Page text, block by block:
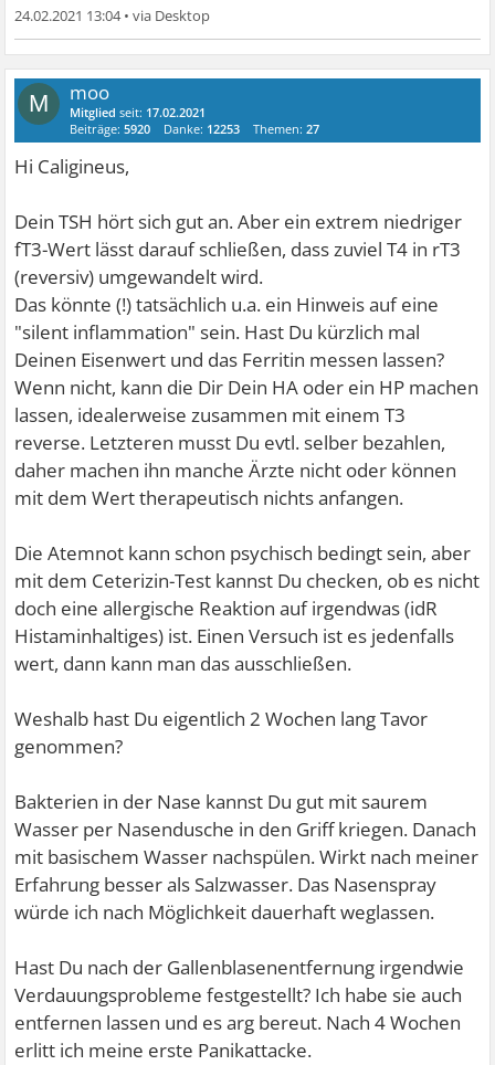
24.02.2021 13:04•
M moo
Mitglied seit: 17.02.2021
Beiträge:5920 Danke: 12253 Themen:27
Hi Caligineus,
Dein TSH hört sich gut an. Aber ein extrem niedriger
fT3-Wert lässt darauf schließen, dass zuviel T4 in rT3
(reversiv) umgewandelt wird.
Das könnte (!) tatsächlich u.a. ein Hinweis auf eine
"silent inflammation" sein. Hast Du kürzlich mal
Deinen Eisenwert und das Ferritin messen lassen?
Wenn nicht, kann die Dir Dein HA oder ein HP machen
lassen, idealerweise zusammen mit einem T3
reverse. Letzteren musst Du evtl. selber bezahlen,
daher machen ihn manche Ärzte nicht oder können
mit dem Wert therapeutisch nichts anfangen.
Die Atemnot kann schon psychisch bedingt sein, aber
mit dem Ceterizin-Test kannst Du checken, ob es nicht
doch eine allergische Reaktion auf irgendwas (idR
Histaminhaltiges) ist. Einen Versuch ist es jedenfalls
wert, dann kann man das ausschließen.
Weshalb hast Du eigentlich 2 Wochen lang Tavor
genommen?
Bakterien in der Nase kannst Du gut mit saurem
Wasser per Nasendusche in den Griff kriegen. Danach
mit basischem Wasser nachspülen. Wirkt nach meiner
Erfahrung besser als Salzwasser. Das Nasenspray
würde ich nach Möglichkeit dauerhaft weglassen.
Hast Du nach der Gallenblasenentfernung irgendwie
Verdauungsprobleme festgestellt? Ich habe sie auch
entfernen lassen und es arg bereut. Nach 4 Wochen
erlitt ich meine erste Panikattacke.